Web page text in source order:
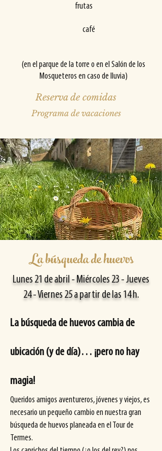
frutas
café
(en el parque de la torre o en el Salón de los
Mosqueteros en caso de lluvia)
Reserva de comidas
Programa de vacaciones
La búsqueda de huevos
Lunes 21 de abril - Miércoles 23 - Jueves
24 - Viernes 25 a partir de las 14 h.
La búsqueda de huevos cambia de
ubicación (y de día)… ¡pero no hay
magia!
Queridos amigos aventureros, jóvenes y viejos, es
necesario un pequeño cambio en nuestra gran
búsqueda de huevos planeada en el Tour de
Termes.